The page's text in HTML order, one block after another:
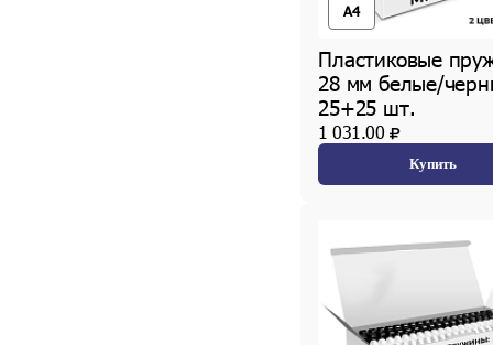
A4
Пластиковые
28 мм белые/
25+25 шт.
1 031.00
Купить